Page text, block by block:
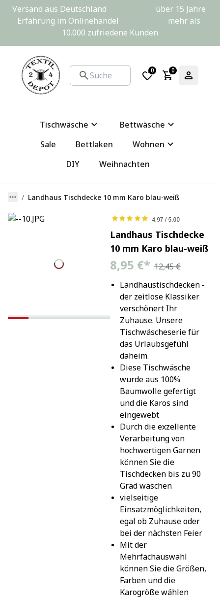
Versand aus Deutschland                         über 15 Jahre
Erfahrung im Onlinehandel                         mehr als
10.000 zufriedene Kunden
0 0
Tischwäsche
Bettwäsche
Sale
Bettlaken
Wohnen
DIY
Weihnachten
Landhaus Tischdecke 10 mm Karo blau-weiß
Landhaus Tischdecke
10 mm Karo blau-weiß
8,95 €* 12,45 €
Landhaustischdecken -
der zeitlose Klassiker
verschönert Ihr
Zuhause. Unsere
Tischwäscheserie für
das Urlaubsgefühl
daheim.
Diese Tischwäsche
wurde aus 100%
Baumwolle gefertigt
und die Karos sind
eingewebt
Durch die exzellente
Verarbeitung von
hochwertigen Garnen
können Sie die
Tischdecken bis zu 90
Grad waschen
vielseitige
Einsatzmöglichkeiten,
egal ob Zuhause oder
bei der nächsten Feier
Mit der
Mehrfachauswahl
können Sie die Größen,
Farben und die
Karogröße wählen